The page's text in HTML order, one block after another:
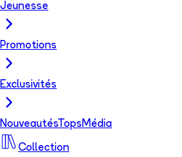
Jeunesse
Promotions
Exclusivités
NouveautésTops Média
Collection